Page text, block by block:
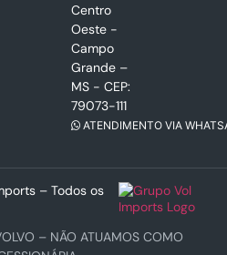
Centro
Oeste -
Campo
Grande –
MS - CEP:
79073-111
ATENDIMENTO VIA
– Todos os
– NÃO ATUAMOS COMO